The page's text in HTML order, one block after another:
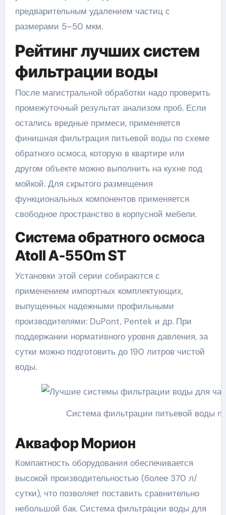
предварительным удалением частиц с
размерами 5–50 мкм.
Рейтинг лучших систем
фильтрации воды
После магистральной обработки надо проверить
промежуточный результат анализом проб. Если
остались вредные примеси, применяется
финишная фильтрация питьевой воды по схеме
обратного осмоса, которую в квартире или
другом объекте можно выполнить на кухне под
мойкой. Для скрытого размещения
функциональных компонентов применяется
свободное пространство в корпусной мебели.
Система обратного осмоса
Atoll A-550m ST
Установки этой серии собираются с
применением импортных комплектующих,
выпущенных надежными профильными
производителями: DuPont, Pentek и др. При
поддержании нормативного уровня давления, за
сутки можно подготовить до 190 литров чистой
воды.
Система фильтрации питьевой воды
Аквафор Морион
Компактность оборудования обеспечивается
высокой производительностью (более 370 л/
сутки), что позволяет поставить сравнительно
небольшой бак. Система фильтрации воды для